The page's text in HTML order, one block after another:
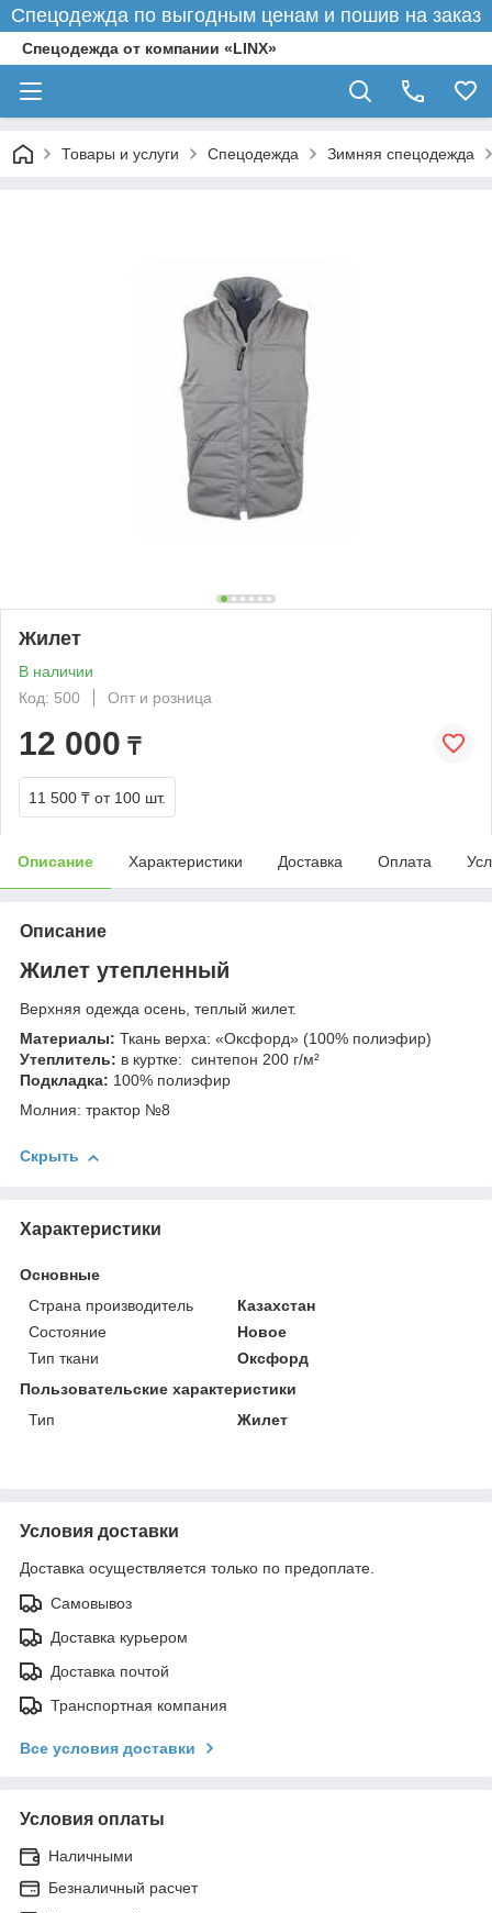
Спецодежда по выгодным ценам и пошив на заказ
Спецодежда от компании «LINX»
Товары и услуги Спецодежда Зимняя спецодежда
Жилет
В наличии
Код: 500
Опт и розница
12 000 ₸
11 500 ₸ от 100 шт.
Описание Характеристики Доставка Оплата
Описание
Жилет утепленный
Верхняя одежда осень, теплый жилет.
Материалы: Ткань верха: «Оксфорд» (100% полиэфир)
Утеплитель: в куртке: синтепон 200 г/м²
Подкладка: 100% полиэфир
Молния: трактор №8
Скрыть
Характеристики
Основные
Страна производитель
Казахстан
Состояние
Новое
Тип ткани
Оксфорд
Пользовательские характеристики
Тип
Жилет
Условия доставки
Доставка осуществляется только по предоплате.
Самовывоз
Доставка курьером
Доставка почтой
Транспортная компания
Все условия доставки
Условия оплаты
Наличными
Безналичный расчет